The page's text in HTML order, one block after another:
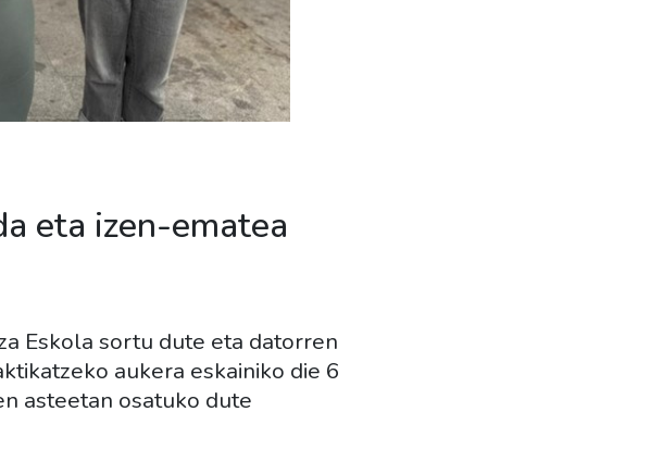
eta izen-ematea
Eskola sortu dute eta datorren
aukera eskainiko die 6
asteetan osatuko dute